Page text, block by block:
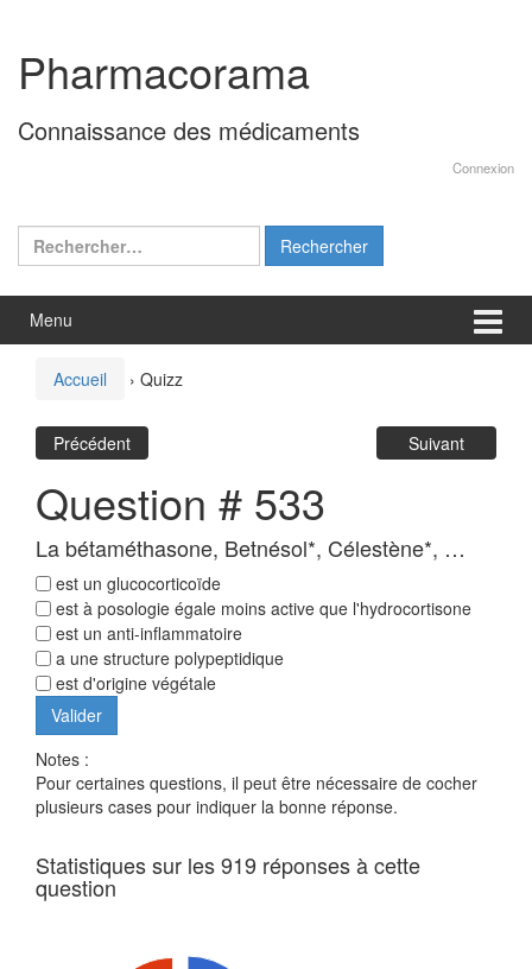
contenu
menu
principal
Pharmacorama
Connaissance des médicaments
Connexion
Rechercher :
Menu
Accueil › Quizz
Précédent Suivant
Question # 533
La bétaméthasone, Betnésol*, Célestène*, …
est un glucocorticoïde
est à posologie égale moins active que l'hydrocortisone
est un anti-inflammatoire
a une structure polypeptidique
est d'origine végétale
Notes :
Pour certaines questions, il peut être nécessaire de cocher
plusieurs cases pour indiquer la bonne réponse.
Statistiques sur les 919 réponses à cette
question